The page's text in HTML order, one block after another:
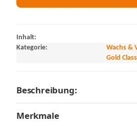
Inhalt:
Kategorie:
Wachs &
Gold
Beschreibung:
Merkmale